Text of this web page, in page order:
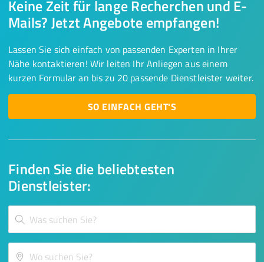
Finden Sie die beliebtesten
Dienstleister:
Keine Zeit für lange Recherchen und E-
Mails? Jetzt Angebote empfangen!
Lassen Sie sich einfach von passenden Experten in Ihrer
Nähe kontaktieren! Wir leiten Ihr Anliegen aus einem
kurzen Formular an bis zu 20 passende Dienstleister weiter.
SO EINFACH GEHT'S